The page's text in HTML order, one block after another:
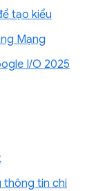
tạo kiểu
Mạng
I/O 2025
tin chi